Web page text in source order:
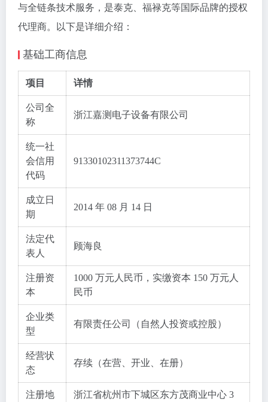
与全链条技术服务，是泰克、福禄克等国际品牌的授权
代理商。以下是详细介绍：
基础工商信息
项目 详情
公司全
称
浙江嘉测电子设备有限公司
统一社
会信用
代码
91330102311373744C
成立日
期
2014 年 08 月 14 日
法定代
表人
顾海良
注册资
本
1000 万元人民币，实缴资本 150 万元人
民币
企业类
型
有限责任公司（自然人投资或控股）
经营状
态
存续（在营、开业、在册）
注册地
浙江省杭州市下城区东方茂商业中心 3